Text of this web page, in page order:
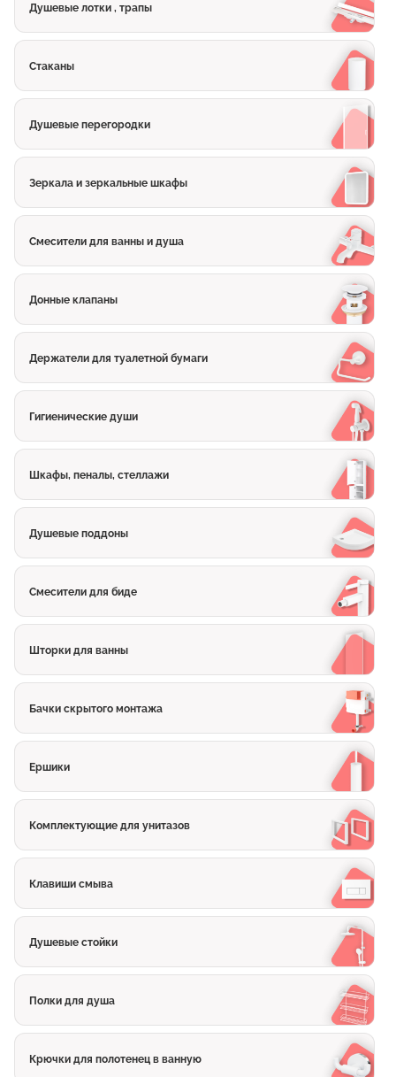
Душевые лотки , трапы
Стаканы
Душевые перегородки
Зеркала и зеркальные шкафы
Смесители для ванны и душа
Донные клапаны
Держатели для туалетной бумаги
Гигиенические души
Шкафы, пеналы, стеллажи
Душевые поддоны
Смесители для биде
Шторки для ванны
Бачки скрытого монтажа
Ершики
Комплектующие для унитазов
Клавиши смыва
Душевые стойки
Полки для душа
Крючки для полотенец в ванную